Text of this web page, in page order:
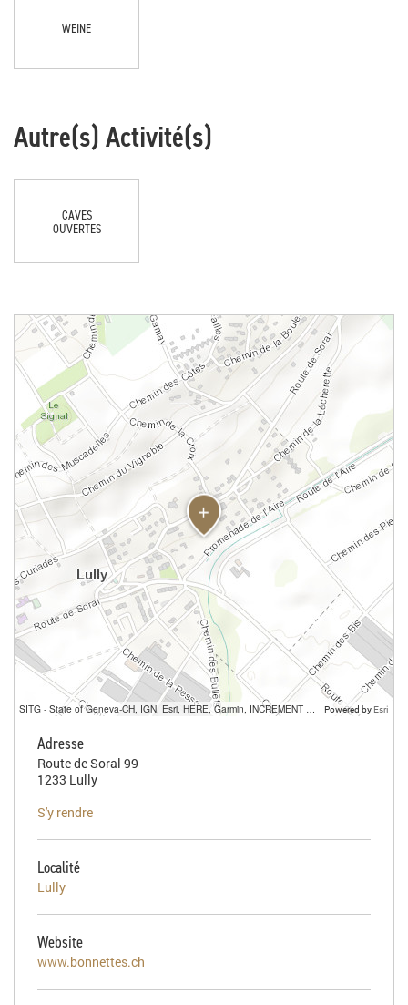
WEINE
Autre(s) Activité(s)
CAVES
OUVERTES
SITG - State of Geneva-CH, IGN, Esri, HERE, Garmin, INCREMENT P, USGS, METI/NASA Powered by Esri
Adresse
Route de Soral 99
1233 Lully
S'y rendre
Localité
Lully
Website
www.bonnettes.ch